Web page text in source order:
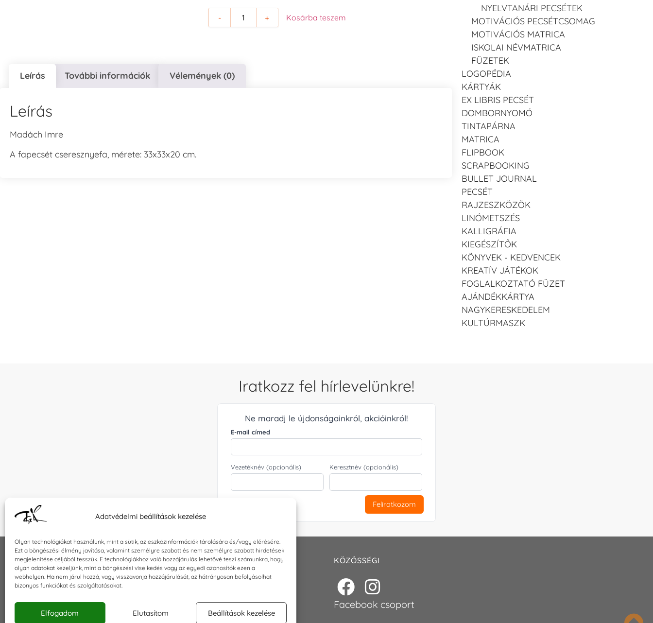
Adatvédelmi beállítások kezelése
Olyan technológiákat használunk, mint a sütik, az eszközinformációk tárolására és/vagy elérésére.
Ezt a böngészési élmény javítása, valamint személyre szabott és nem személyre szabott hirdetések
megjelenítése céljából tesszük. E technológiákhoz való hozzájárulás lehetővé teszi számunkra, hogy
olyan adatokat kezeljünk, mint a böngészési viselkedés vagy az egyedi azonosítók ezen a
webhelyen. Ha nem járul hozzá, vagy visszavonja hozzájárulását, az hátrányosan befolyásolhat
bizonyos funkciókat és szolgáltatásokat.
Elfogadom Elutasítom Beállítások kezelése
- + Kosárba teszem
Leírás További információk Vélemények (0)
Leírás
Madách Imre
A fapecsét cseresznyefa, mérete: 33x33x20 cm.
NYELVTANÁRI PECSÉTEK
MOTIVÁCIÓS PECSÉTCSOMAG
MOTIVÁCIÓS MATRICA
ISKOLAI NÉVMATRICA
FÜZETEK
LOGOPÉDIA
KÁRTYÁK
EX LIBRIS PECSÉT
DOMBORNYOMÓ
TINTAPÁRNA
MATRICA
FLIPBOOK
SCRAPBOOKING
BULLET JOURNAL
PECSÉT
RAJZESZKÖZÖK
LINÓMETSZÉS
KALLIGRÁFIA
KIEGÉSZÍTŐK
KÖNYVEK - KEDVENCEK
KREATÍV JÁTÉKOK
FOGLALKOZTATÓ FÜZET
AJÁNDÉKKÁRTYA
NAGYKERESKEDELEM
KULTÚRMASZK
Iratkozz fel hírlevelünkre!
Ne maradj le újdonságainkról, akcióinkról!
E-mail címed
Vezetéknév (opcionális) Keresztnév (opcionális)
Feliratkozom
INFORMÁCIÓK
Általános szerződési feltételek
Impresszum
KAPCSOLAT
E-mail:shop@torokszilvi.com
KÖZÖSSÉGI
Facebook csoport